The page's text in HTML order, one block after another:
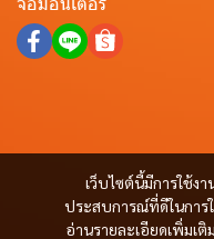
เว็บไซต์นี้มีการใช้ง
ประสบการณ์ที่ดีในการ
อ่านรายละเอียดเพิ่มเติ